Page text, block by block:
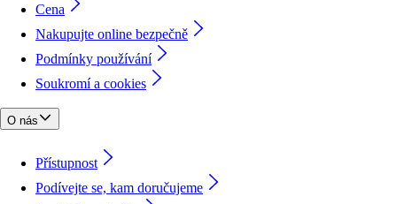
Cena
Nakupujte online bezpečně
Podmínky používání
Soukromí a cookies
O nás
Přístupnost
Podívejte se, kam doručujeme